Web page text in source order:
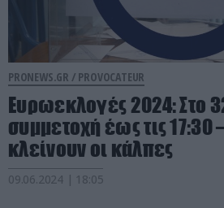
PRONEWS.GR / PROVOCATEUR
Ευρωεκλογές 2024: Στο
συμμετοχή έως τις 17:30
κλείνουν οι κάλπες
09.06.2024 | 18:05